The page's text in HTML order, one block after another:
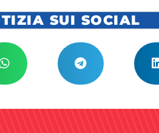
SUI SOCIAL